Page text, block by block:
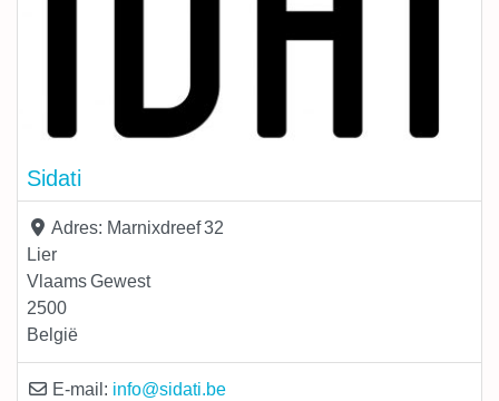
Sidati
Adres: Marnixdreef 32
Lier
Vlaams Gewest
2500
België
E-mail: info@sidati.be